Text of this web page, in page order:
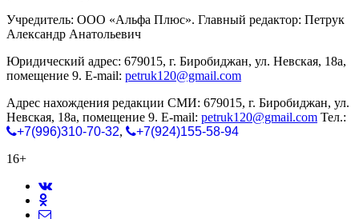
Учредитель: ООО «Альфа Плюс». Главный редактор: Петрук
Александр Анатольевич
Юридический адрес: 679015, г. Биробиджан, ул. Невская, 18а,
помещение 9. E-mail: petruk120@gmail.com
Адрес нахождения редакции СМИ: 679015, г. Биробиджан, ул.
Невская, 18а, помещение 9. E-mail: petruk120@gmail.com Тел.:
+7(996)310-70-32,
+7(924)155-58-94
16+